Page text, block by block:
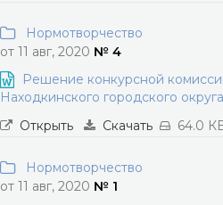
Нормотворчество
от 11 авг, 2020 № 4
Решение конкурсной
Находкинского городского округа
Открыть
Скачать 64.0
Нормотворчество
от 11 авг, 2020 № 1